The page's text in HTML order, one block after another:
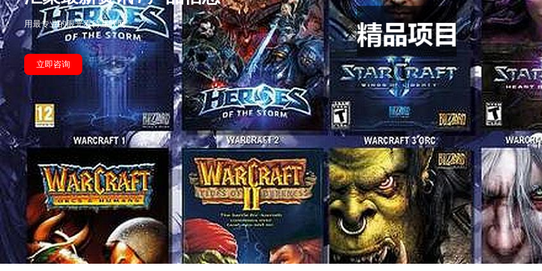
用最专业的眼光看待互联网
立即咨询